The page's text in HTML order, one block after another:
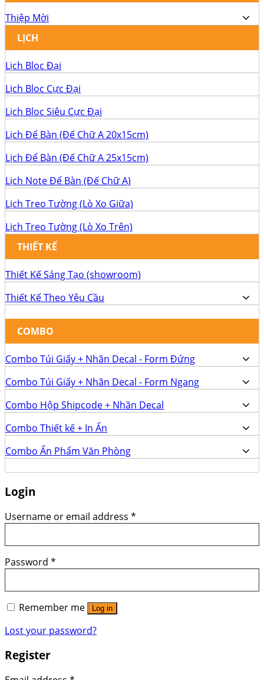
Thiệp Mời
LỊCH
Lịch Bloc Đại
Lịch Bloc Cực Đại
Lịch Bloc Siêu Cực Đại
Lịch Để Bàn (Đế Chữ A 20x15cm)
Lịch Để Bàn (Đế Chữ A 25x15cm)
Lịch Note Để Bàn (Đế Chữ A)
Lịch Treo Tường (Lò Xo Giữa)
Lịch Treo Tường (Lò Xo Trên)
THIẾT KẾ
Thiết Kế Sáng Tạo (showroom)
Thiết Kế Theo Yêu Cầu
COMBO
Combo Túi Giấy + Nhãn Decal - Form Đứng
Combo Túi Giấy + Nhãn Decal - Form Ngang
Combo Hộp Shipcode + Nhãn Decal
Combo Thiết kế + In Ấn
Combo Ấn Phẩm Văn Phòng
Login
Username or email address *
Password *
Remember me Log in
Lost your password?
Register